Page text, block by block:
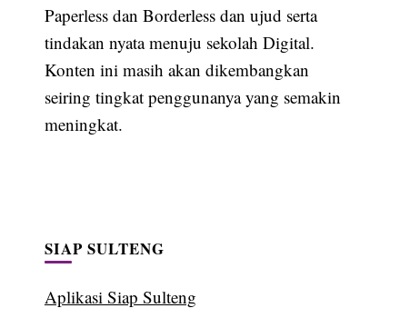
Paperless dan Borderless dan ujud serta
tindakan nyata menuju sekolah Digital.
Konten ini masih akan dikembangkan
seiring tingkat penggunanya yang semakin
meningkat.
SIAP SULTENG
Aplikasi Siap Sulteng